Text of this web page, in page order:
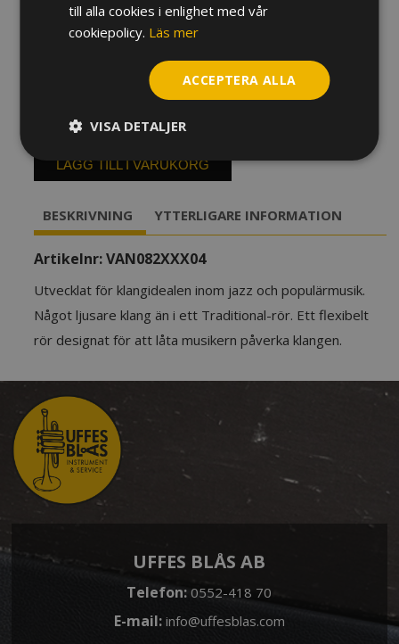
kr
Vandoren
Barytonsaxofon
mängd
LÄGG TILL I VARUKORG
BESKRIVNING YTTERLIGARE INFORMATION
Artikelnr:VAN082XXX04
Utvecklat för klangidealen inom jazz och populärmusik.
Något ljusare klang än i ett Traditional-rör. Ett flexibelt
rör designat för att låta musikern påverka klangen.
UFFES BLÅS AB
Telefon:0552-418 70
E-mail: info@uffesblas.com
till alla cookies i enlighet med vår
cookiepolicy. Läs mer
ACCEPTERA ALLA
VISA DETALJER